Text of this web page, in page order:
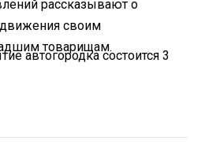
рассказывают о
своим
товарищам.
автогородка состоится 3